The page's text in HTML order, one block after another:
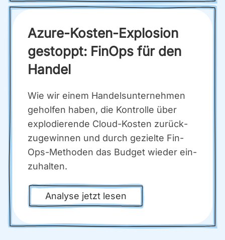
Azu­re-Kos­ten-Explo­si­on
gestoppt: Fin­Ops für den
Han­del
Wie wir einem Han­dels­un­ter­neh­men
gehol­fen haben, die Kon­trol­le über
explo­die­ren­de Cloud-Kos­ten zurück­
zu­ge­win­nen und durch geziel­te Fin­
Ops-Metho­den das Bud­get wie­der ein­
zu­hal­ten.
Ana­ly­se jetzt lesen